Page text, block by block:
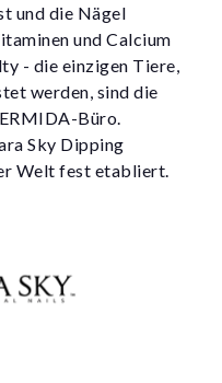
und die Nägel
und Calcium
- die einzigen Tiere,
werden, sind die
Büro.
Sky Dipping
Welt fest etabliert.